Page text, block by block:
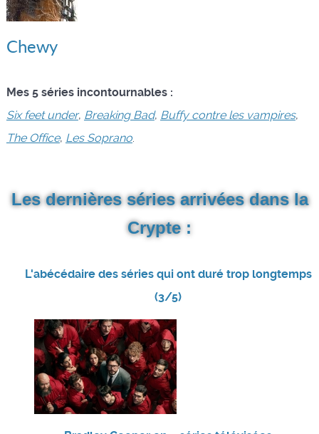
Chewy
Mes 5 séries incontournables :
Six feet under, Breaking Bad, Buffy contre les vampires,
The Office, Les Soprano.
Les dernières séries arrivées dans la
Crypte :
L'abécédaire des séries qui ont duré trop longtemps
(3/5)